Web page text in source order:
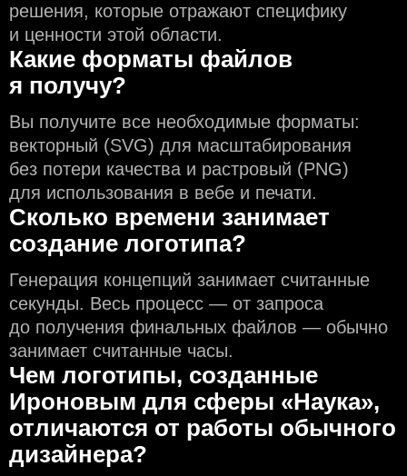
решения, которые отражают специфику
и ценности этой области.
Какие форматы файлов
я получу?
Вы получите все необходимые форматы:
векторный (SVG) для масштабирования
без потери качества и растровый (PNG)
для использования в вебе и печати.
Сколько времени занимает
создание логотипа?
Генерация концепций занимает считанные
секунды. Весь процесс — от запроса
до получения финальных файлов — обычно
занимает считанные часы.
Чем логотипы, созданные
Ироновым для сферы «Наука»,
отличаются от работы обычного
дизайнера?